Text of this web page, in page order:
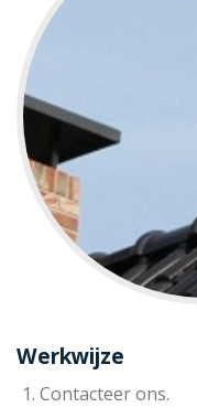
Werkwijze
Contacteer ons.